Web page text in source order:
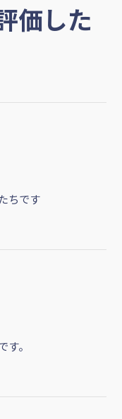
価した
ちです
。